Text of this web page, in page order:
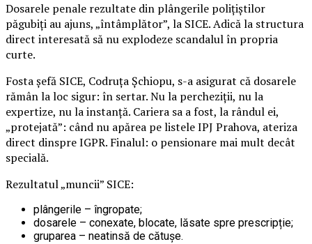
Dosarele penale rezultate din plângerile polițiștilor
păgubiți au ajuns, „întâmplător”, la SICE. Adică la structura
direct interesată să nu explodeze scandalul în propria
curte.
Fosta șefă SICE, Codruța Șchiopu, s-a asigurat că dosarele
rămân la loc sigur: în sertar. Nu la percheziții, nu la
expertize, nu la instanță. Cariera sa a fost, la rândul ei,
„protejată”: când nu apărea pe listele IPJ Prahova, ateriza
direct dinspre IGPR. Finalul: o pensionare mai mult decât
specială.
Rezultatul „muncii” SICE:
plângerile – îngropate;
dosarele – conexate, blocate, lăsate spre prescripție;
gruparea – neatinsă de cătușe.